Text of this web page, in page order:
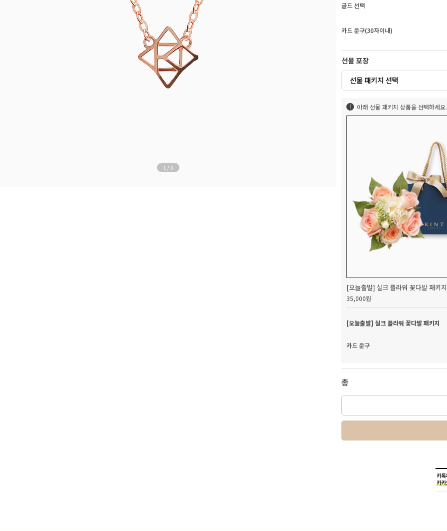
1 / 3
골드 선택
카드 문구(30자이내)
선물 포장
선물 패키지 선택
아래 선물 패키지 상품을 선택하세요.
[오늘출발] 실크 플라워 꽃다발 패키지
35,000원
[오늘출발] 실크 플라워 꽃다발 패키지
카드 문구
총